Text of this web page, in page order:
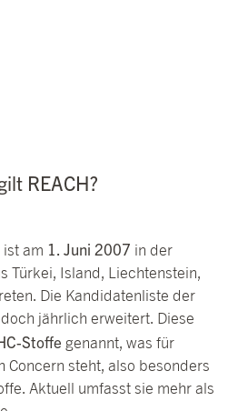
REACH?
ist am 1. Juni 2007 in der
Türkei, Island, Liechtenstein,
Die Kandidatenliste der
jährlich erweitert. Diese
Stoffe genannt, was für
Concern steht, also besonders
Aktuell umfasst sie mehr als